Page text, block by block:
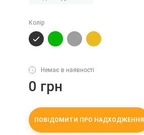
Колір
Немає в наявності
0 грн
ПОВІДОМИТИ ПРО НАДХОДЖЕННЯ